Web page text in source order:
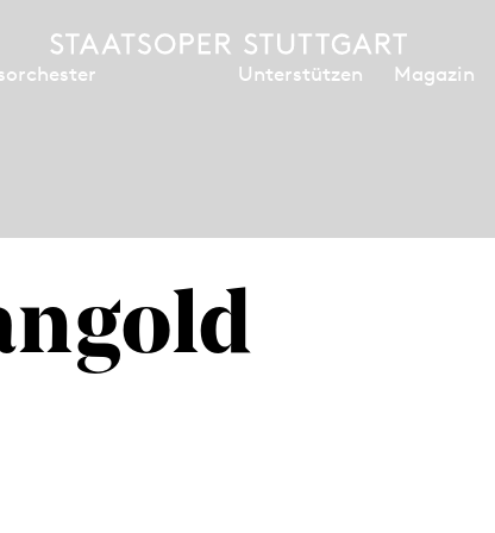
Unterstützen Magazin